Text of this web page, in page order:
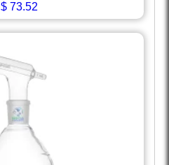
$73.52